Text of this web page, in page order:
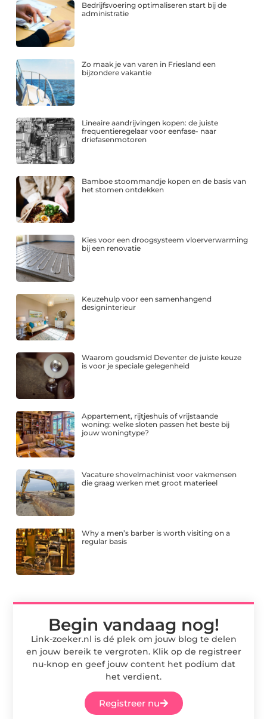
Bedrijfsvoering optimaliseren start bij de
administratie
Zo maak je van varen in Friesland een
bijzondere vakantie
Lineaire aandrijvingen kopen: de juiste
frequentieregelaar voor eenfase- naar
driefasenmotoren
Bamboe stoommandje kopen en de basis van
het stomen ontdekken
Kies voor een droogsysteem vloerverwarming
bij een renovatie
Keuzehulp voor een samenhangend
designinterieur
Waarom goudsmid Deventer de juiste keuze
is voor je speciale gelegenheid
Appartement, rijtjeshuis of vrijstaande
woning: welke sloten passen het beste bij
jouw woningtype?
Vacature shovelmachinist voor vakmensen
die graag werken met groot materieel
Why a men’s barber is worth visiting on a
regular basis
Begin vandaag nog!
Link-zoeker.nl is dé plek om jouw blog te delen
en jouw bereik te vergroten. Klik op de registreer
nu-knop en geef jouw content het podium dat
het verdient.
Registreer nu